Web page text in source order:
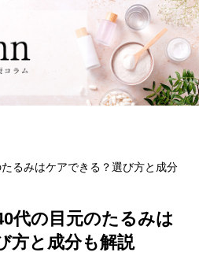
るみはケアできる？選び方と成分
代の目元のたるみは
方と成分も解説